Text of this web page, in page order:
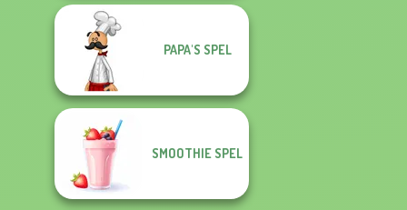
PAPA'S SPEL
SMOOTHIE SPEL